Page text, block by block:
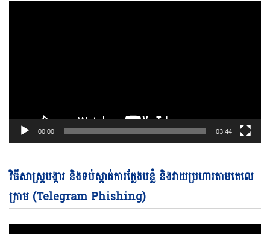
00:00 03:44
វិធីសាស្ត្របង្ការ និងទប់ស្កាត់ការក្លែងបន្លំ និងវាយប្រហារតាមតេលេ
ក្រាម (Telegram Phishing)